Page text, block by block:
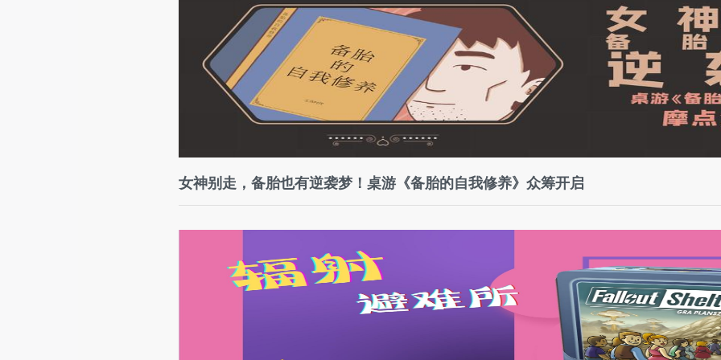
女神别走，备胎也有逆袭梦！桌游《备胎的自我修养》众筹开启